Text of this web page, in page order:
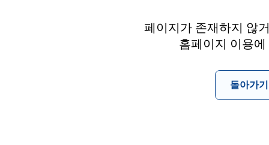
페이지가 존재하지 않
홈페이지 이용
돌아가기